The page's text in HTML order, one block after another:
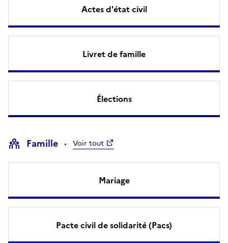
Actes d'état civil
Livret de famille
Élections
Famille Voir tout
Mariage
Pacte civil de solidarité (Pacs)